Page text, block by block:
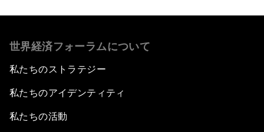
世界経済フォーラムについて
私たちのストラテジー
私たちのアイデンティティ
私たちの活動